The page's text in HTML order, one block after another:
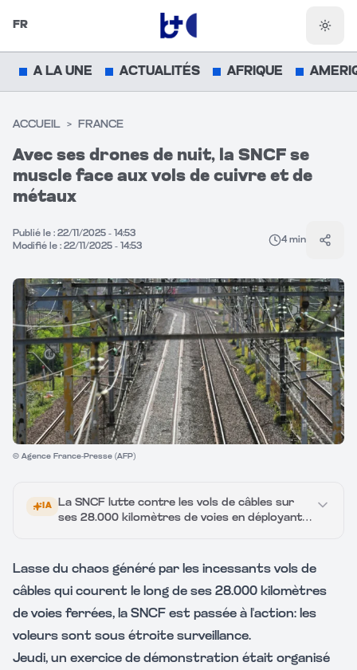
FR
A LA UNE ACTUALITÉS AFRIQUE
ACCUEIL > FRANCE
Avec ses drones de nuit, la SNCF se
muscle face aux vols de cuivre et de
métaux
Publié le : 22/11/2025 - 14:53
Modifié le : 22/11/2025 - 14:53
4 min
© Agence France-Presse (AFP)
IA
La SNCF lutte contre les vols de câbles sur
ses 28.000 kilomètres de voies en déployant
dissuader les intrusions. Lors d’un exercice à
Artenay, les images nocturnes et les alertes
permettent d’intervenir rapidement et ont
conduit à la neutralisation de quatre réseaux
est lié à la flambée du cuivre: la SNCF consacre
environ 100 millions d’euros par an à la sûreté
Lasse du chaos généré par les incessants vols de
câbles qui courent le long de ses 28.000 kilomètres
de voies ferrées, la SNCF est passée à l'action: les
voleurs sont sous étroite surveillance.
Jeudi, un exercice de démonstration était organisé